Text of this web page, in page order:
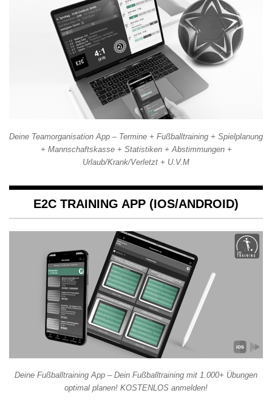
Deine Teamorganisation App – Termine + Fußballtraining + Spielplanung
+ Mannschaftskasse + Statistiken + Abstimmungen +
Urlaub/Krank/Verletzt + U.V.M
E2C TRAINING APP (IOS/ANDROID)
Deine Fußballtraining App – Dein Fußballtraining mit 1.000+ Übungen
optimal planen! KOSTENLOS anmelden!